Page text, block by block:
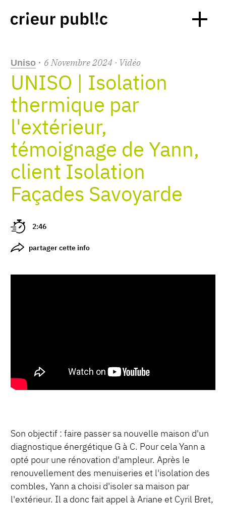
Uniso · 6Novembre2024 · Vidéo
UNISO | Isolation
thermique par
l'extérieur,
témoignage de Yann,
client Isolation
Façades Savoyarde
2:46
partager cette info
Son objectif : faire passer sa nouvelle maison d'un
diagnostique énergétique G à C. Pour cela Yann a
opté pour une rénovation d'ampleur. Après le
renouvellement des menuiseries et l'isolation des
combles, Yann a choisi d'isoler sa maison par
l'extérieur. Il a donc fait appel à Ariane et Cyril Bret,